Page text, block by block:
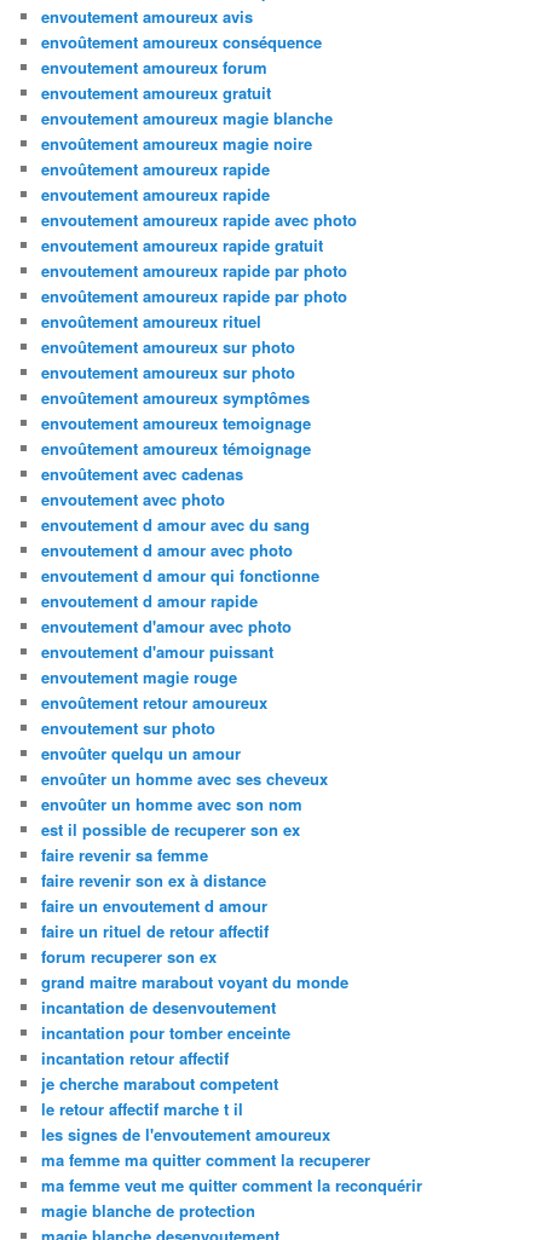
envoutement amoureux avis
envoûtement amoureux conséquence
envoutement amoureux forum
envoutement amoureux gratuit
envoutement amoureux magie blanche
envoûtement amoureux magie noire
envoûtement amoureux rapide
envoutement amoureux rapide
envoutement amoureux rapide avec photo
envoutement amoureux rapide gratuit
envoutement amoureux rapide par photo
envoûtement amoureux rapide par photo
envoûtement amoureux rituel
envoûtement amoureux sur photo
envoutement amoureux sur photo
envoûtement amoureux symptômes
envoutement amoureux temoignage
envoûtement amoureux témoignage
envoûtement avec cadenas
envoutement avec photo
envoutement d amour avec du sang
envoutement d amour avec photo
envoutement d amour qui fonctionne
envoutement d amour rapide
envoutement d'amour avec photo
envoutement d'amour puissant
envoutement magie rouge
envoûtement retour amoureux
envoutement sur photo
envoûter quelqu un amour
envoûter un homme avec ses cheveux
envoûter un homme avec son nom
est il possible de recuperer son ex
faire revenir sa femme
faire revenir son ex à distance
faire un envoutement d amour
faire un rituel de retour affectif
forum recuperer son ex
grand maitre marabout voyant du monde
incantation de desenvoutement
incantation pour tomber enceinte
incantation retour affectif
je cherche marabout competent
le retour affectif marche t il
les signes de l'envoutement amoureux
ma femme ma quitter comment la recuperer
ma femme veut me quitter comment la reconquérir
magie blanche de protection